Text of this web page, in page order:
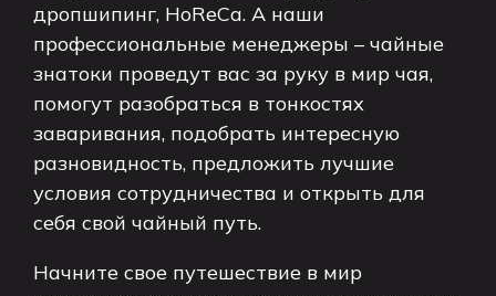
дропшипинг, HoReCa. А наши
профессиональные менеджеры – чайные
знатоки проведут вас за руку в мир чая,
помогут разобраться в тонкостях
заваривания, подобрать интересную
разновидность, предложить лучшие
условия сотрудничества и открыть для
себя свой чайный путь.
Начните свое путешествие в мир